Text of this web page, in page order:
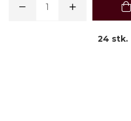
24 stk.